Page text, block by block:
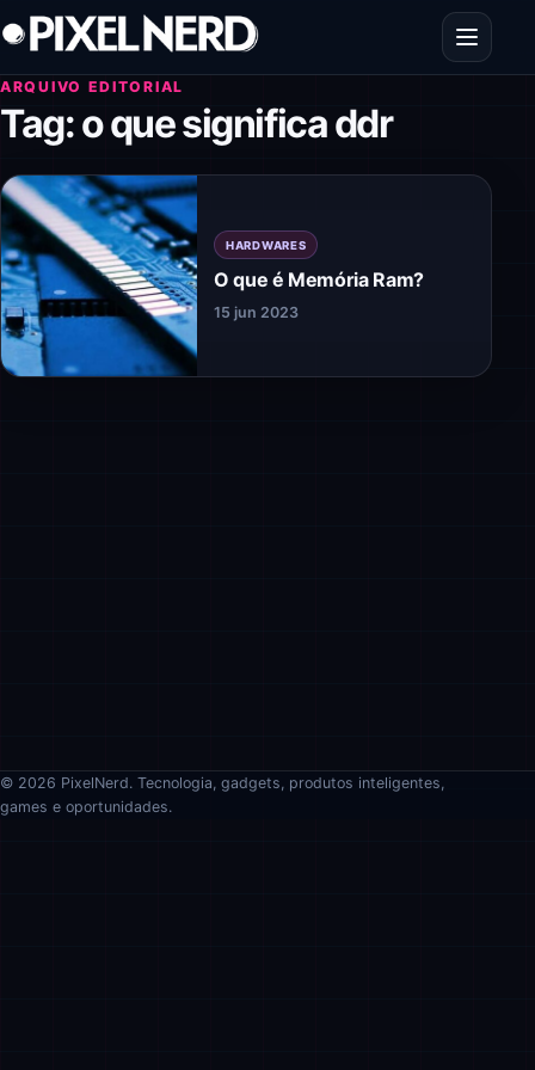
Pular para o conteúdo
Abrir
ARQUIVO EDITORIAL
Tag:o que significa ddr
HARDWARES
O que é Memória Ram?
15 jun 2023
© 2026 PixelNerd. Tecnologia, gadgets, produtos inteligentes,
games e oportunidades.